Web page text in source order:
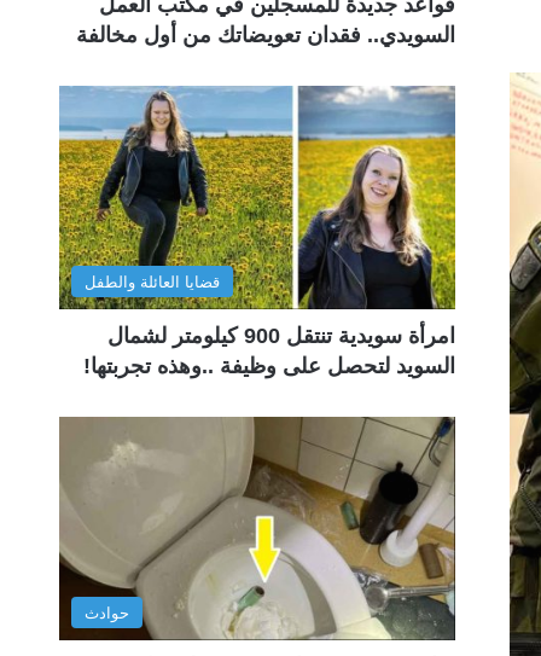
السويدي.. فقدان تعويضاتك من أول مخالفة
قضايا العائلة والطفل
امرأة سويدية تنتقل 900 كيلومتر لشمال
السويد لتحصل على وظيفة ..وهذه تجربتها!
حوادث